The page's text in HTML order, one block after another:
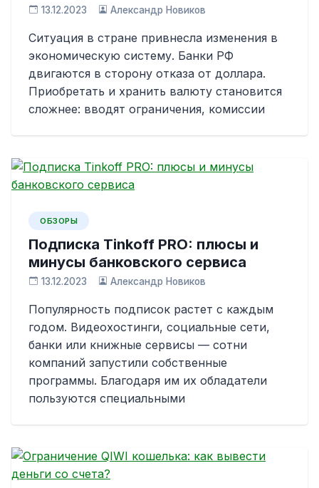
13.12.2023 Александр Новиков
Ситуация в стране привнесла изменения в
экономическую систему. Банки РФ
двигаются в сторону отказа от доллара.
Приобретать и хранить валюту становится
сложнее: вводят ограничения, комиссии
ОБЗОРЫ
Подписка Tinkoff PRO: плюсы и
минусы банковского сервиса
13.12.2023 Александр Новиков
Популярность подписок растет с каждым
годом. Видеохостинги, социальные сети,
банки или книжные сервисы — сотни
компаний запустили собственные
программы. Благодаря им их обладатели
пользуются специальными